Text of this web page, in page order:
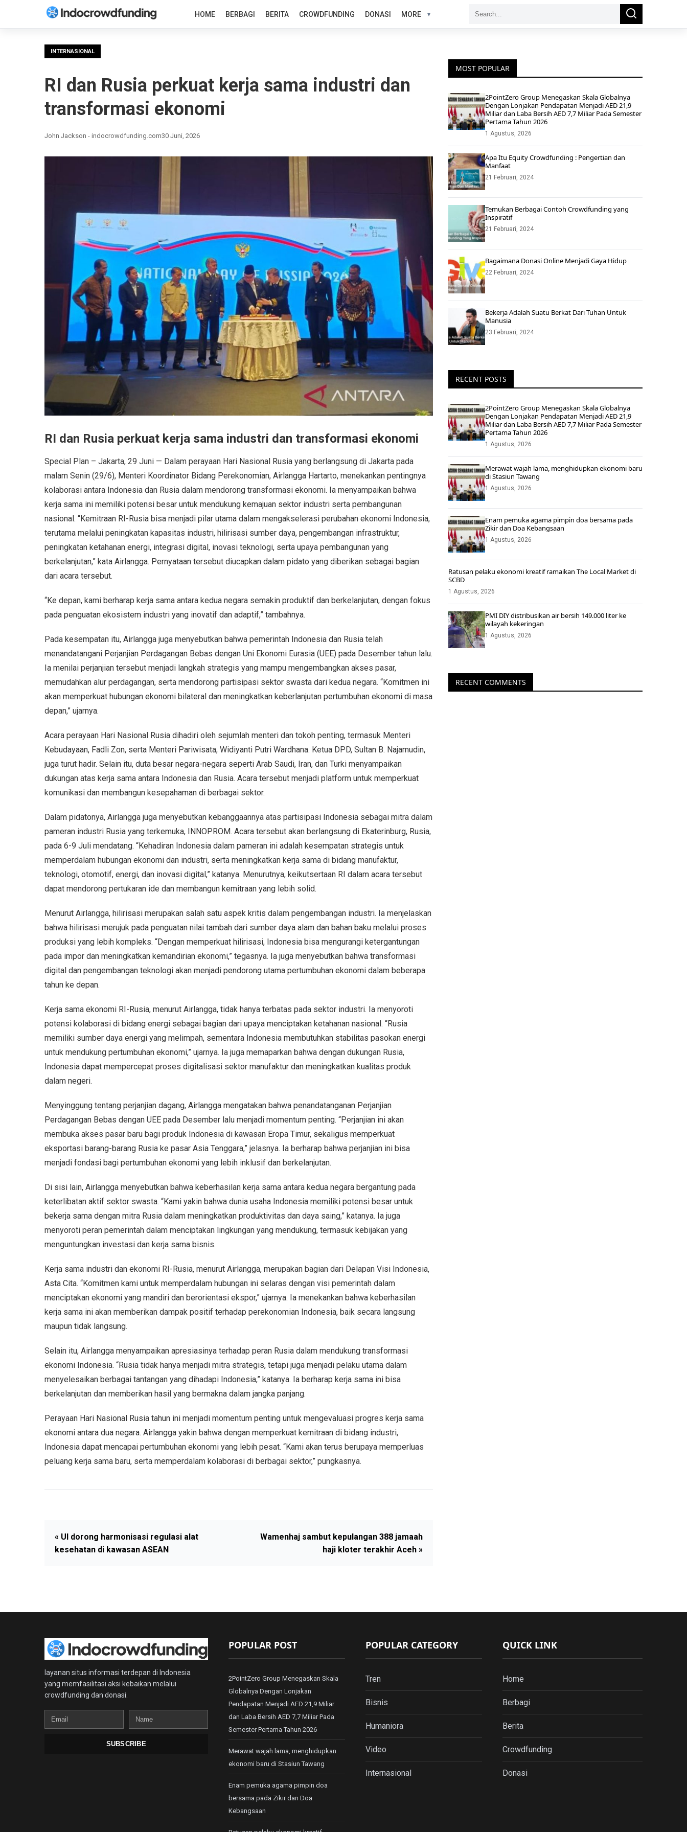
HOME BERBAGI BERITA CROWDFUNDING DONASI MORE
Search
Search
INTERNASIONAL
RI dan Rusia perkuat kerja sama industri dan
transformasi ekonomi
John Jackson - indocrowdfunding.com30 Juni, 2026
RI dan Rusia perkuat kerja sama industri dan transformasi ekonomi
Special Plan – Jakarta, 29 Juni — Dalam perayaan Hari Nasional Rusia yang berlangsung di Jakarta pada
malam Senin (29/6), Menteri Koordinator Bidang Perekonomian, Airlangga Hartarto, menekankan pentingnya
kolaborasi antara Indonesia dan Rusia dalam mendorong transformasi ekonomi. Ia menyampaikan bahwa
kerja sama ini memiliki potensi besar untuk mendukung kemajuan sektor industri serta pembangunan
nasional. “Kemitraan RI-Rusia bisa menjadi pilar utama dalam mengakselerasi perubahan ekonomi Indonesia,
terutama melalui peningkatan kapasitas industri, hilirisasi sumber daya, pengembangan infrastruktur,
peningkatan ketahanan energi, integrasi digital, inovasi teknologi, serta upaya pembangunan yang
berkelanjutan,” kata Airlangga. Pernyataan tersebut diucapkan dalam pidato yang diberikan sebagai bagian
dari acara tersebut.
“Ke depan, kami berharap kerja sama antara kedua negara semakin produktif dan berkelanjutan, dengan fokus
pada penguatan ekosistem industri yang inovatif dan adaptif,” tambahnya.
Pada kesempatan itu, Airlangga juga menyebutkan bahwa pemerintah Indonesia dan Rusia telah
menandatangani Perjanjian Perdagangan Bebas dengan Uni Ekonomi Eurasia (UEE) pada Desember tahun lalu.
Ia menilai perjanjian tersebut menjadi langkah strategis yang mampu mengembangkan akses pasar,
memudahkan alur perdagangan, serta mendorong partisipasi sektor swasta dari kedua negara. “Komitmen ini
akan memperkuat hubungan ekonomi bilateral dan meningkatkan keberlanjutan pertumbuhan ekonomi di masa
depan,” ujarnya.
Acara perayaan Hari Nasional Rusia dihadiri oleh sejumlah menteri dan tokoh penting, termasuk Menteri
Kebudayaan, Fadli Zon, serta Menteri Pariwisata, Widiyanti Putri Wardhana. Ketua DPD, Sultan B. Najamudin,
juga turut hadir. Selain itu, duta besar negara-negara seperti Arab Saudi, Iran, dan Turki menyampaikan
dukungan atas kerja sama antara Indonesia dan Rusia. Acara tersebut menjadi platform untuk memperkuat
komunikasi dan membangun kesepahaman di berbagai sektor.
Dalam pidatonya, Airlangga juga menyebutkan kebanggaannya atas partisipasi Indonesia sebagai mitra dalam
pameran industri Rusia yang terkemuka, INNOPROM. Acara tersebut akan berlangsung di Ekaterinburg, Rusia,
pada 6-9 Juli mendatang. “Kehadiran Indonesia dalam pameran ini adalah kesempatan strategis untuk
memperdalam hubungan ekonomi dan industri, serta meningkatkan kerja sama di bidang manufaktur,
teknologi, otomotif, energi, dan inovasi digital,” katanya. Menurutnya, keikutsertaan RI dalam acara tersebut
dapat mendorong pertukaran ide dan membangun kemitraan yang lebih solid.
Menurut Airlangga, hilirisasi merupakan salah satu aspek kritis dalam pengembangan industri. Ia menjelaskan
bahwa hilirisasi merujuk pada penguatan nilai tambah dari sumber daya alam dan bahan baku melalui proses
produksi yang lebih kompleks. “Dengan memperkuat hilirisasi, Indonesia bisa mengurangi ketergantungan
pada impor dan meningkatkan kemandirian ekonomi,” tegasnya. Ia juga menyebutkan bahwa transformasi
digital dan pengembangan teknologi akan menjadi pendorong utama pertumbuhan ekonomi dalam beberapa
tahun ke depan.
Kerja sama ekonomi RI-Rusia, menurut Airlangga, tidak hanya terbatas pada sektor industri. Ia menyoroti
potensi kolaborasi di bidang energi sebagai bagian dari upaya menciptakan ketahanan nasional. “Rusia
memiliki sumber daya energi yang melimpah, sementara Indonesia membutuhkan stabilitas pasokan energi
untuk mendukung pertumbuhan ekonomi,” ujarnya. Ia juga memaparkan bahwa dengan dukungan Rusia,
Indonesia dapat mempercepat proses digitalisasi sektor manufaktur dan meningkatkan kualitas produk
dalam negeri.
Menyinggung tentang perjanjian dagang, Airlangga mengatakan bahwa penandatanganan Perjanjian
Perdagangan Bebas dengan UEE pada Desember lalu menjadi momentum penting. “Perjanjian ini akan
membuka akses pasar baru bagi produk Indonesia di kawasan Eropa Timur, sekaligus memperkuat
eksportasi barang-barang Rusia ke pasar Asia Tenggara,” jelasnya. Ia berharap bahwa perjanjian ini bisa
menjadi fondasi bagi pertumbuhan ekonomi yang lebih inklusif dan berkelanjutan.
Di sisi lain, Airlangga menyebutkan bahwa keberhasilan kerja sama antara kedua negara bergantung pada
keterlibatan aktif sektor swasta. “Kami yakin bahwa dunia usaha Indonesia memiliki potensi besar untuk
bekerja sama dengan mitra Rusia dalam meningkatkan produktivitas dan daya saing,” katanya. Ia juga
menyoroti peran pemerintah dalam menciptakan lingkungan yang mendukung, termasuk kebijakan yang
menguntungkan investasi dan kerja sama bisnis.
Kerja sama industri dan ekonomi RI-Rusia, menurut Airlangga, merupakan bagian dari Delapan Visi Indonesia,
Asta Cita. “Komitmen kami untuk memperdalam hubungan ini selaras dengan visi pemerintah dalam
menciptakan ekonomi yang mandiri dan berorientasi ekspor,” ujarnya. Ia menekankan bahwa keberhasilan
kerja sama ini akan memberikan dampak positif terhadap perekonomian Indonesia, baik secara langsung
maupun tidak langsung.
Selain itu, Airlangga menyampaikan apresiasinya terhadap peran Rusia dalam mendukung transformasi
ekonomi Indonesia. “Rusia tidak hanya menjadi mitra strategis, tetapi juga menjadi pelaku utama dalam
menyelesaikan berbagai tantangan yang dihadapi Indonesia,” katanya. Ia berharap kerja sama ini bisa
berkelanjutan dan memberikan hasil yang bermakna dalam jangka panjang.
Perayaan Hari Nasional Rusia tahun ini menjadi momentum penting untuk mengevaluasi progres kerja sama
ekonomi antara dua negara. Airlangga yakin bahwa dengan memperkuat kemitraan di bidang industri,
Indonesia dapat mencapai pertumbuhan ekonomi yang lebih pesat. “Kami akan terus berupaya memperluas
peluang kerja sama baru, serta memperdalam kolaborasi di berbagai sektor,” pungkasnya.
« UI dorong harmonisasi regulasi alat
kesehatan di kawasan ASEAN
Wamenhaj sambut kepulangan 388 jamaah
haji kloter terakhir Aceh »
MOST POPULAR
2PointZero Group Menegaskan Skala Globalnya
Dengan Lonjakan Pendapatan Menjadi AED 21,9
Miliar dan Laba Bersih AED 7,7 Miliar Pada Semester
Pertama Tahun 2026
1 Agustus, 2026
Apa Itu Equity Crowdfunding : Pengertian dan
Manfaat
21 Februari, 2024
Temukan Berbagai Contoh Crowdfunding yang
Inspiratif
21 Februari, 2024
Bagaimana Donasi Online Menjadi Gaya Hidup
22 Februari, 2024
Bekerja Adalah Suatu Berkat Dari Tuhan Untuk
Manusia
23 Februari, 2024
RECENT POSTS
2PointZero Group Menegaskan Skala Globalnya
Dengan Lonjakan Pendapatan Menjadi AED 21,9
Miliar dan Laba Bersih AED 7,7 Miliar Pada Semester
Pertama Tahun 2026
1 Agustus, 2026
Merawat wajah lama, menghidupkan ekonomi baru
di Stasiun Tawang
1 Agustus, 2026
Enam pemuka agama pimpin doa bersama pada
Zikir dan Doa Kebangsaan
1 Agustus, 2026
Ratusan pelaku ekonomi kreatif ramaikan The Local Market di
SCBD
1 Agustus, 2026
PMI DIY distribusikan air bersih 149.000 liter ke
wilayah kekeringan
1 Agustus, 2026
RECENT COMMENTS
layanan situs informasi terdepan di Indonesia
yang memfasilitasi aksi kebaikan melalui
crowdfunding dan donasi.
Email
Name
SUBSCRIBE
POPULAR POST
2PointZero Group Menegaskan Skala
Globalnya Dengan Lonjakan
Pendapatan Menjadi AED 21,9 Miliar
dan Laba Bersih AED 7,7 Miliar Pada
Semester Pertama Tahun 2026
Merawat wajah lama, menghidupkan
ekonomi baru di Stasiun Tawang
Enam pemuka agama pimpin doa
bersama pada Zikir dan Doa
Kebangsaan
POPULAR CATEGORY
Tren
Bisnis
Humaniora
Video
Internasional
QUICK LINK
Home
Berbagi
Berita
Crowdfunding
Donasi